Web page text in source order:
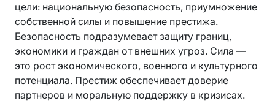
цели: национальную безопасность, приумножение
собственной силы и повышение престижа.
Безопасность подразумевает защиту границ,
экономики и граждан от внешних угроз. Сила —
это рост экономического, военного и культурного
потенциала. Престиж обеспечивает доверие
партнеров и моральную поддержку в кризисах.